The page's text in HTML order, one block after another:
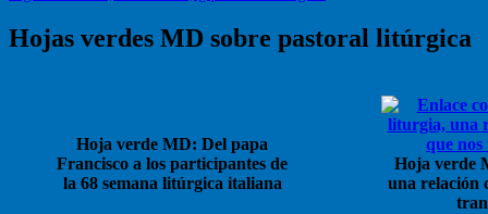
de
entradas
Hojas verdes MD sobre pastoral litúrgica
Hoja verde MD: Del papa
Francisco a los participantes de
la 68 semana litúrgica italiana
Hoja verde
una relación